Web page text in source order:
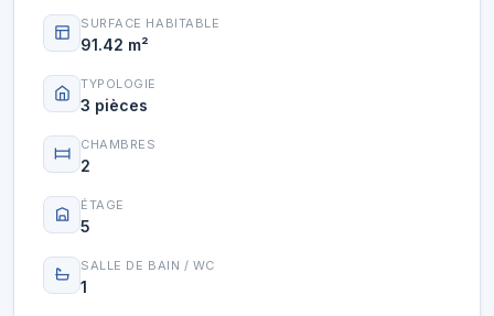
SURFACE HABITABLE
91.42 m²
TYPOLOGIE
3 pièces
CHAMBRES
2
ÉTAGE
5
SALLE DE BAIN / WC
1